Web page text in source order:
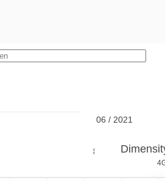
06 / 2021
Android 11